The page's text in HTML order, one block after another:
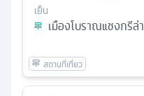
เย็น
เมืองโบราณแชงกรีล่า